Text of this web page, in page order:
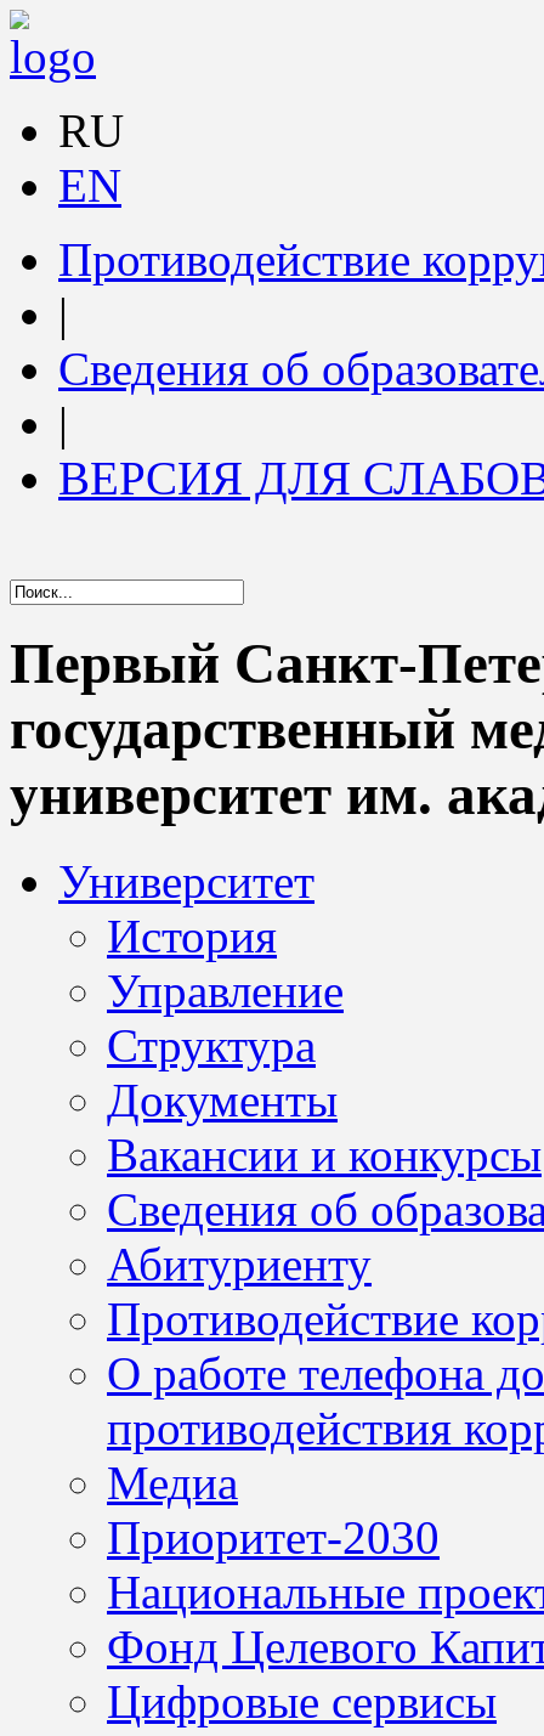
RU
EN
Противодействие
|
Сведения об
|
ВЕРСИЯ ДЛЯ
Первый Санкт-
государственный
университет им.
Университет
История
Управление
Структура
Документы
Вакансии и конкурсы
Сведения об
Абитуриенту
Противодействие
О работе телефона
противодействия
Медиа
Приоритет-2030
Национальные
Фонд Целевого
Цифровые сервисы